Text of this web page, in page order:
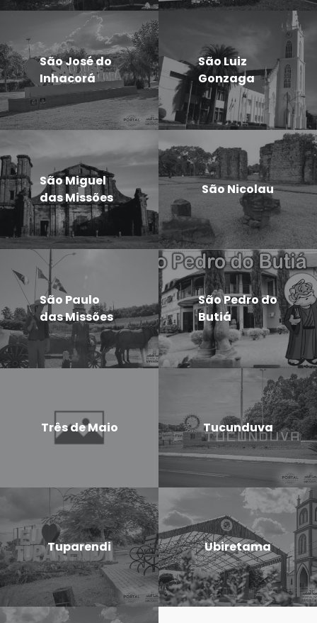
São José do
Inhacorá
São Luiz
Gonzaga
São Miguel
das Missões
São Nicolau
São Paulo
das Missões
São Pedro do
Butiá
Três de Maio Tucunduva
Tuparendi Ubiretama